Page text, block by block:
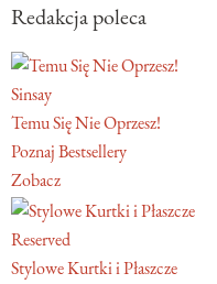
Redakcja poleca
Sinsay
Temu Się Nie Oprzesz!
Poznaj Bestsellery
Zobacz
Reserved
Stylowe Kurtki i Płaszcze